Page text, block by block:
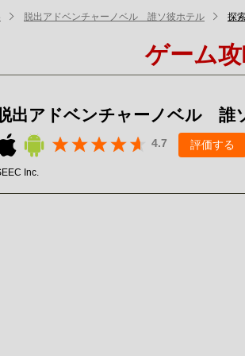
脱出アドベンチャーノベル 誰ソ彼ホテル 探
ゲーム
出アドベンチャーノベル 誰
4.7 評価する
Inc.